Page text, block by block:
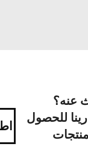
عنه؟
للحصول